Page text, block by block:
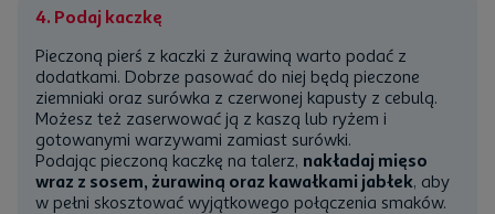
4. Podaj kaczkę
Pieczoną pierś z kaczki z żurawiną warto podać z
dodatkami. Dobrze pasować do niej będą pieczone
ziemniaki oraz surówka z czerwonej kapusty z cebulą.
Możesz też zaserwować ją z kaszą lub ryżem i
gotowanymi warzywami zamiast surówki.
Podając pieczoną kaczkę na talerz, nakładaj mięso
wraz z sosem, żurawiną oraz kawałkami jabłek, aby
w pełni skosztować wyjątkowego połączenia smaków.